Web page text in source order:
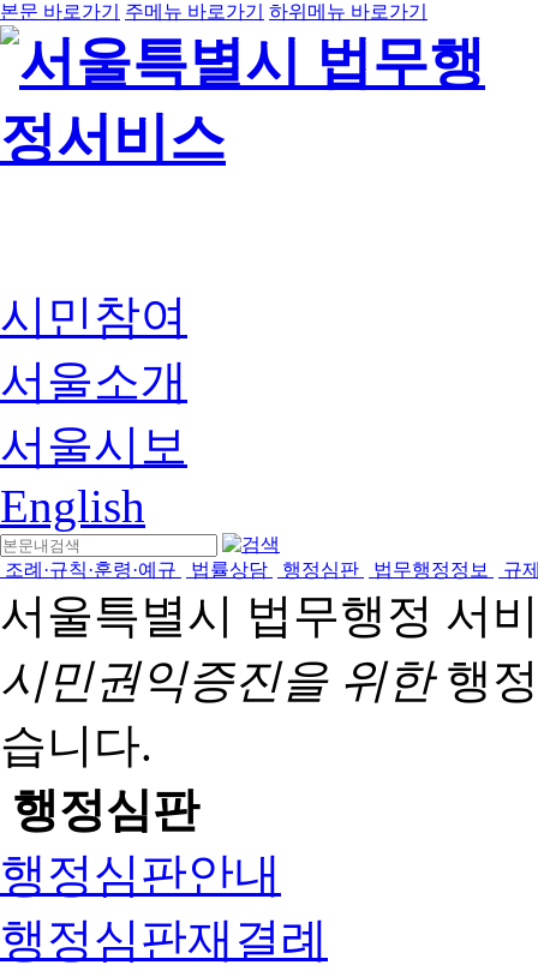
본문 바로가기 주메뉴 바로가기 하위메뉴 바로가기
시민참여
서울소개
서울시보
English
조례·규칙·훈령·예규 법률상담 행정심판 법무행정정보 규
서울특별시 법무행정 서
시민권익증진을 위한행
습니다.
행정심판
행정심판안내
행정심판재결례